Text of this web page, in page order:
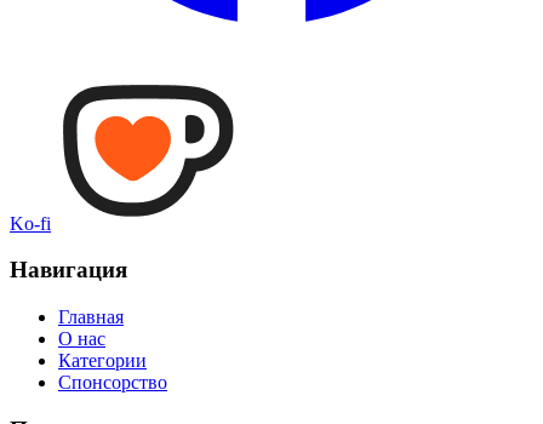
Ko-fi
Навигация
Главная
О нас
Категории
Спонсорство